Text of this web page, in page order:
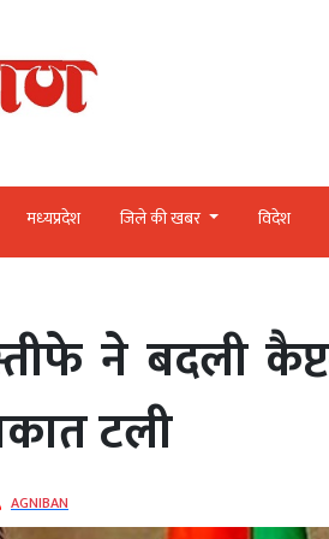
मध्‍यप्रदेश जिले की खबर विदेश
ने बदली
टली
AGNIBAN